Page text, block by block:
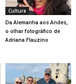
Cultura
Da Alemanha aos Andes,
o olhar fotográfico de
Adriana Flauzino